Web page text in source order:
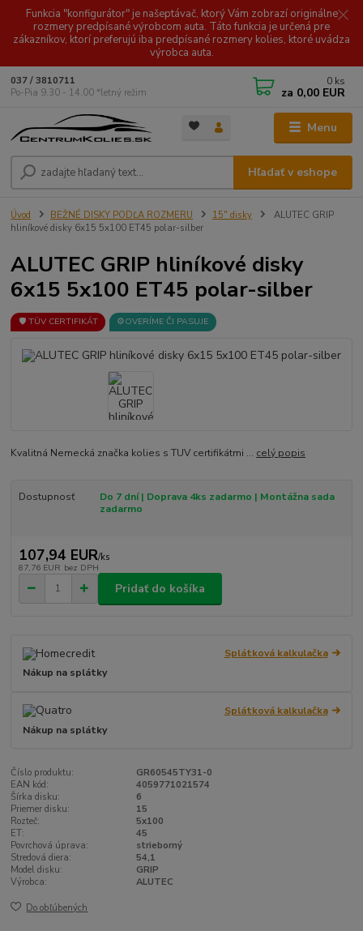
Funkcia "konfigurátor" je našeptávač, ktorý Vám zobrazí originálne
rozmery predpísané výrobcom auta. Táto funkcia je určená pre
zákazníkov, ktorí preferujú iba predpísané rozmery kolies, ktoré uvádza
výrobca auta.
Menu
Hľadať v eshope
037 / 3810711
Po-Pia 9.30 - 14.00 *letný režim
0 ks
za 0,00 EUR
Úvod BEŽNÉ DISKY PODĽA ROZMERU 15" disky
ALUTEC GRIP
hliníkové disky 6x15 5x100 ET45 polar-silber
ALUTEC GRIP hliníkové disky
6x15 5x100 ET45 polar-silber
🛡️ TÜV CERTIFIKÁT ⚙️OVERÍME ČI PASUJE
Kvalitná Nemecká značka kolies s TUV certifikátmi ... celý popis
Dostupnosť
Do 7 dní | Doprava 4ks zadarmo | Montážna sada
zadarmo
107,94 EUR/ks
87,76 EUR bez DPH
Pridať do košíka
Splátková kalkulačka
Nákup na splátky
Splátková kalkulačka
Nákup na splátky
Číslo produktu:
GR60545TY31-0
EAN kód:
4059771021574
Šírka disku:
6
Priemer disku:
15
Rozteč:
5x100
ET:
45
Povrchová úprava:
strieborný
Stredová diera:
54,1
Model disku:
GRIP
Výrobca:
ALUTEC
Do obľúbených